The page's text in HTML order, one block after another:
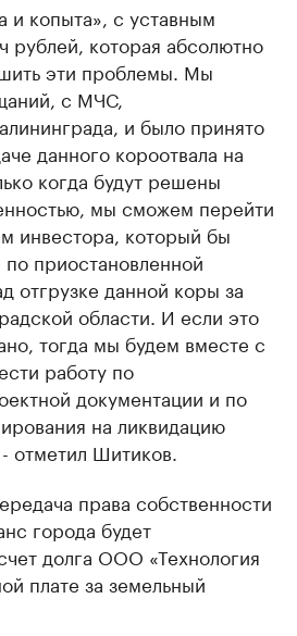
и копыта», с уставным
рублей, которая абсолютно
эти проблемы. Мы
с МЧС,
и было принято
данного короотвала на
когда будут решены
мы сможем перейти
инвестора, который бы
приостановленной
отгрузке данной коры за
области. И если это
тогда мы будем вместе с
работу по
документации и по
на ликвидацию
отметил Шитиков.
права собственности
города будет
долга ООО «Технология
плате за земельный